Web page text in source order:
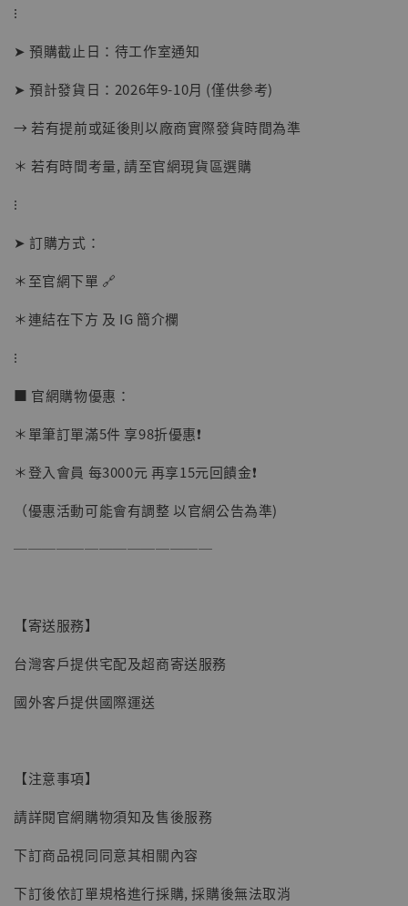
【店內現貨】海賊王 系列蒐藏雕像 布魯克達
NT$ 1,870
【現貨】BJSTUDIO 1/6系列可動蒐藏人偶 讓
NT$ 4,980
⁝
➤ 預購截止日：待工作室通知
➤ 預計發貨日：2026年9-10月 (僅供參考)
→ 若有提前或延後則以廠商實際發貨時間為準
＊ 若有時間考量, 請至官網現貨區選購
⁝
➤ 訂購方式：
＊至官網下單 🔗
＊連結在下方 及 IG 簡介欄
⁝
■ 官網購物優惠：
＊單筆訂單滿5件 享98折優惠❗️
＊登入會員 每3000元 再享15元回饋金❗️
（優惠活動可能會有調整 以官網公告為準)
──────────────
【寄送服務】
台灣客戶提供宅配及超商寄送服務
國外客戶提供國際運送
【注意事項】
請詳閱官網購物須知及售後服務
下訂商品視同同意其相關內容
下訂後依訂單規格進行採購, 採購後無法取消